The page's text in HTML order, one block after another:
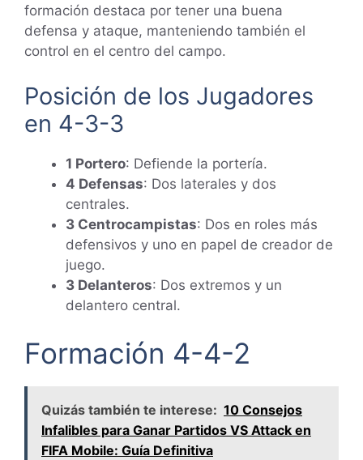
formación destaca por tener una buena
defensa y ataque, manteniendo también el
control en el centro del campo.
Posición de los Jugadores
en 4-3-3
1 Portero: Defiende la portería.
4 Defensas: Dos laterales y dos
centrales.
3 Centrocampistas: Dos en roles más
defensivos y uno en papel de creador de
juego.
3 Delanteros: Dos extremos y un
delantero central.
Formación 4-4-2
Quizás también te interese: 10 Consejos
Infalibles para Ganar Partidos VS Attack en
FIFA Mobile: Guía Definitiva